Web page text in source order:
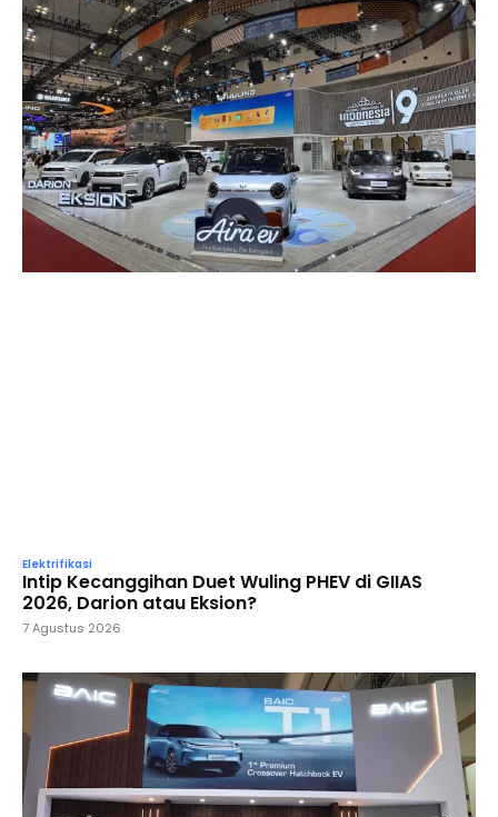
Elektrifikasi
Intip Kecanggihan Duet Wuling PHEV di GIIAS
2026, Darion atau Eksion?
7 Agustus 2026